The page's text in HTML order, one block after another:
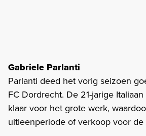
Gabriele Parlanti
Parlanti deed het vorig seizoen
FC Dordrecht. De 21-jarige
klaar voor het grote werk,
uitleenperiode of verkoop voor de